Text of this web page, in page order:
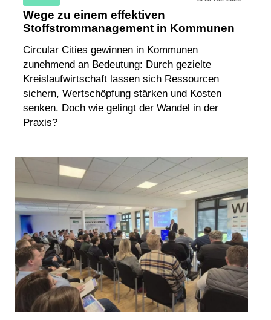
Wege zu einem effektiven
Stoffstrommanagement in Kommunen
Circular Cities gewinnen in Kommunen
zunehmend an Bedeutung: Durch gezielte
Kreislaufwirtschaft lassen sich Ressourcen
sichern, Wertschöpfung stärken und Kosten
senken. Doch wie gelingt der Wandel in der
Praxis?